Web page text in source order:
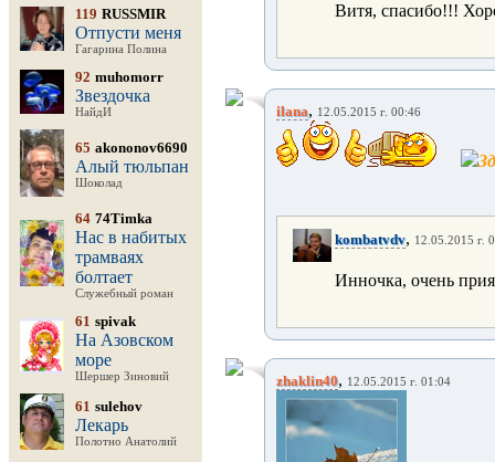
119 RUSSMIR
Отпусти меня
Гагарина Полина
92 muhomorr
Звездочка
НайдИ
65 akononov6690
Алый тюльпан
Шоколад
64 74Timka
Нас в набитых
трамваях
болтает
Служебный роман
61 spivak
На Азовском
море
Шершер Зиновий
61 sulehov
Лекарь
Полотно Анатолий
Витя, спасибо!!!
ilana, 12.05.2015 г. 00:46
kombatvdv, 12.05.2015 г.
Инночка, очень
zhaklin40, 12.05.2015 г. 01:04